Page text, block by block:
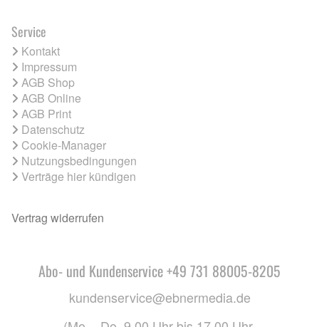
Service
Kontakt
Impressum
AGB Shop
AGB Online
AGB Print
Datenschutz
Cookie-Manager
Nutzungsbedingungen
Verträge hier kündigen
Vertrag widerrufen
Abo- und Kundenservice +49 731 88005-8205
kundenservice@ebnermedia.de